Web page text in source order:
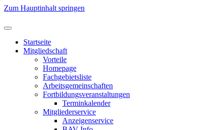
Zum Hauptinhalt springen
Startseite
Mitgliedschaft
Vorteile
Homepage
Fachgebietsliste
Arbeitsgemeinschaften
Fortbildungsveranstaltungen
Terminkalender
Mitgliederservice
Anzeigenservice